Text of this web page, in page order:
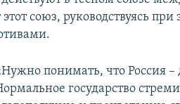
союз, руководствуясь
понимать, что Россия –
государство